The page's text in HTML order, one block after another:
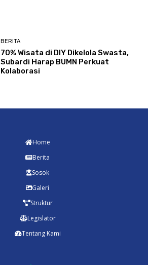
BERITA
70% Wisata di DIY Dikelola Swasta,
Subardi Harap BUMN Perkuat
Kolaborasi
Home
Berita
Sosok
Galeri
Struktur
Legislator
Tentang Kami